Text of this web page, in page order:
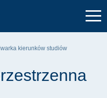
główna
kierunków studiów